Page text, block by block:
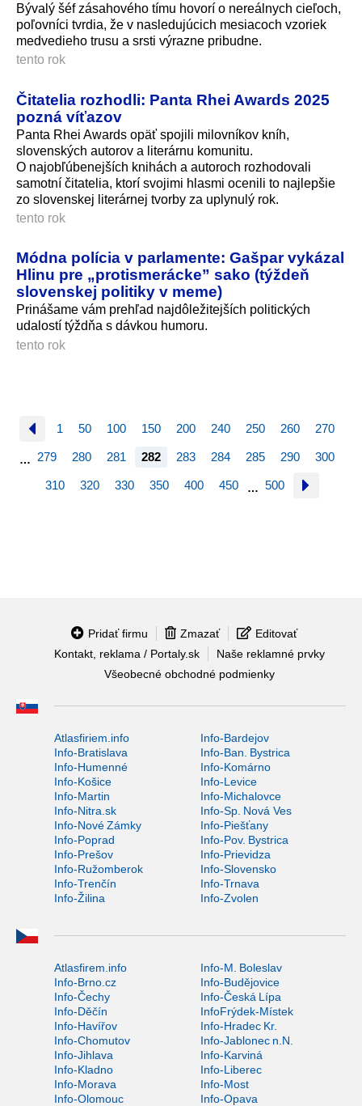
Bývalý šéf zásahového tímu hovorí o nereálnych cieľoch,
poľovníci tvrdia, že v nasledujúcich mesiacoch vzoriek
medvedieho trusu a srsti výrazne pribudne.
tento rok
Čitatelia rozhodli: Panta Rhei Awards 2025
pozná víťazov
Panta Rhei Awards opäť spojili milovníkov kníh,
slovenských autorov a literárnu komunitu.
O najobľúbenejších knihách a autoroch rozhodovali
samotní čitatelia, ktorí svojimi hlasmi ocenili to najlepšie
zo slovenskej literárnej tvorby za uplynulý rok.
tento rok
Módna polícia v parlamente: Gašpar vykázal
Hlinu pre „protismerácke” sako (týždeň
slovenskej politiky v meme)
Prinášame vám prehľad najdôležitejších politických
udalostí týždňa s dávkou humoru.
tento rok
1 50 100 150 200 240 250 260 270
… 279 280 281 282 283 284 285 290 300
310 320 330 350 400 450 … 500
Pridať firmu Zmazať
Editovať
Kontakt, reklama / Portaly.sk
Naše reklamné prvky
Všeobecné obchodné podmienky
Atlasfiriem.info
Info-Bardejov
Info-Bratislava
Info-Ban. Bystrica
Info-Humenné
Info-Komárno
Info-Košice
Info-Levice
Info-Martin
Info-Michalovce
Info-Nitra.sk
Info-Sp. Nová Ves
Info-Nové Zámky
Info-Piešťany
Info-Poprad
Info-Pov. Bystrica
Info-Prešov
Info-Prievidza
Info-Ružomberok
Info-Slovensko
Info-Trenčín
Info-Trnava
Info-Žilina
Info-Zvolen
Atlasfirem.info
Info-M. Boleslav
Info-Brno.cz
Info-Budějovice
Info-Čechy
Info-Česká Lípa
Info-Děčín
InfoFrýdek-Místek
Info-Havířov
Info-Hradec Kr.
Info-Chomutov
Info-Jablonec n.N.
Info-Jihlava
Info-Karviná
Info-Kladno
Info-Liberec
Info-Morava
Info-Most
Info-Olomouc
Info-Opava